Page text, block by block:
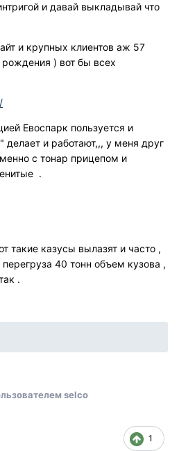
и давай выкладывай что
и крупных клиентов аж 57
) вот бы всех
Евоспарк пользуется и
и работают,,, у меня друг
с тонар прицепом и
.
такие казусы вылазят и часто ,
40 тонн объем кузова ,
.
selco
1